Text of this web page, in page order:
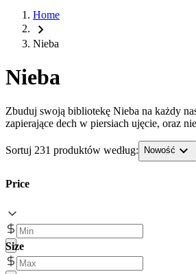
Home
chevron_right
Nieba
Nieba
Zbuduj swoją bibliotekę Nieba na każdy
zapierające dech w piersiach ujęcie, oraz
Sortuj 231 produktów według: Nowość expand_more
Price
Size